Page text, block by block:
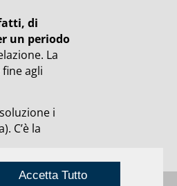
di
un periodo
La
agli
i
C’è la
Accetta Tutto